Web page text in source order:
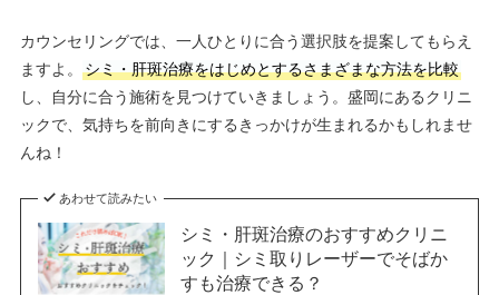
カウンセリングでは、一人ひとりに合う選択肢を提案してもらえ
ますよ。
シミ・肝斑治療をはじめとするさまざまな方法を比較
し、自分に合う施術を見つけていきましょう。盛岡にあるクリニ
ックで、気持ちを前向きにするきっかけが生まれるかもしれませ
んね！
あわせて読みたい
シミ・肝斑治療のおすすめクリニ
ック｜シミ取りレーザーでそばか
すも治療できる？